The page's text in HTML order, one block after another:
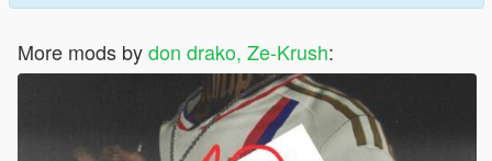
More mods bydon drako, Ze-Krush: